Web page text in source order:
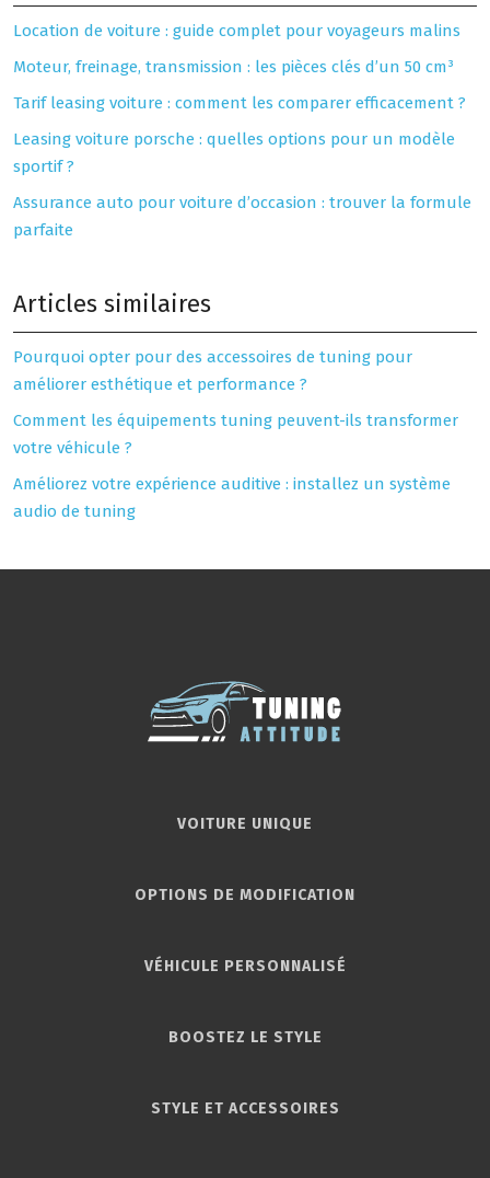
Location de voiture : guide complet pour voyageurs malins
Moteur, freinage, transmission : les pièces clés d’un 50 cm³
Tarif leasing voiture : comment les comparer efficacement ?
Leasing voiture porsche : quelles options pour un modèle
sportif ?
Assurance auto pour voiture d’occasion : trouver la formule
parfaite
Articles similaires
Pourquoi opter pour des accessoires de tuning pour
améliorer esthétique et performance ?
Comment les équipements tuning peuvent-ils transformer
votre véhicule ?
Améliorez votre expérience auditive : installez un système
audio de tuning
VOITURE UNIQUE
OPTIONS DE MODIFICATION
VÉHICULE PERSONNALISÉ
BOOSTEZ LE STYLE
STYLE ET ACCESSOIRES